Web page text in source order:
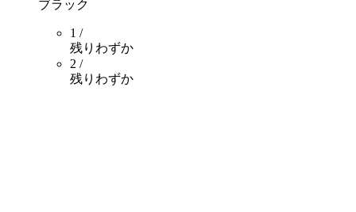
ブラック
1 /
残りわずか
2 /
残りわずか